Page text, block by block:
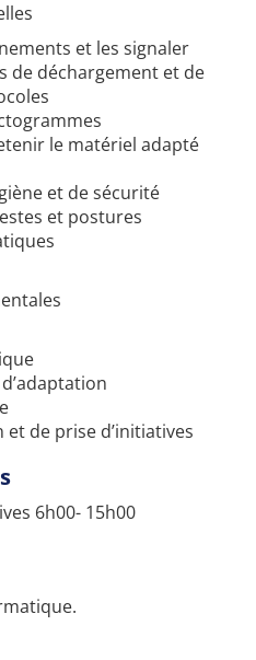
et les signaler
de déchargement et de
le matériel adapté
et de sécurité
et postures
de prise d’initiatives
6h00- 15h00